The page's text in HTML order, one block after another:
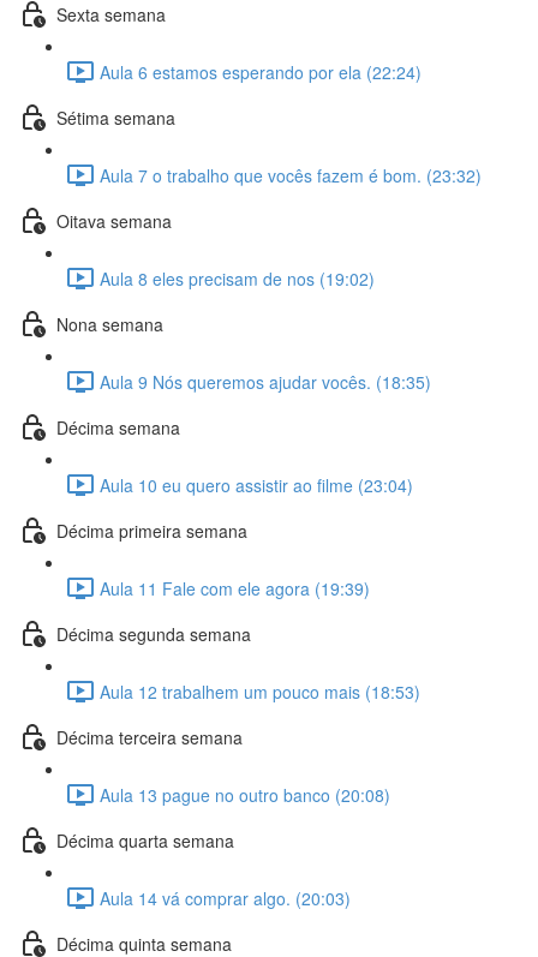
Sexta semana
Aula 6 estamos esperando por ela (22:24)
Sétima semana
Aula 7 o trabalho que vocês fazem é bom. (23:32)
Oitava semana
Aula 8 eles precisam de nos (19:02)
Nona semana
Aula 9 Nós queremos ajudar vocês. (18:35)
Décima semana
Aula 10 eu quero assistir ao filme (23:04)
Décima primeira semana
Aula 11 Fale com ele agora (19:39)
Décima segunda semana
Aula 12 trabalhem um pouco mais (18:53)
Décima terceira semana
Aula 13 pague no outro banco (20:08)
Décima quarta semana
Aula 14 vá comprar algo. (20:03)
Décima quinta semana